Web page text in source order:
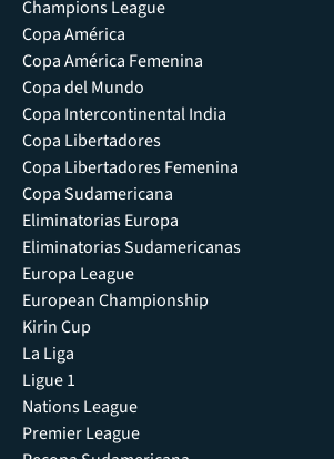
Champions League
Copa América
Copa América Femenina
Copa del Mundo
Copa Intercontinental India
Copa Libertadores
Copa Libertadores Femenina
Copa Sudamericana
Eliminatorias Europa
Eliminatorias Sudamericanas
Europa League
European Championship
Kirin Cup
La Liga
Ligue 1
Nations League
Premier League